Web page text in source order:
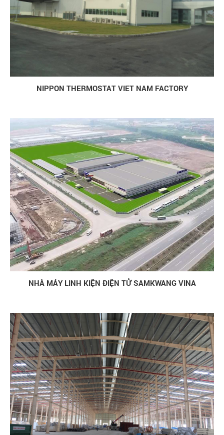
NIPPON THERMOSTAT VIET NAM FACTORY
NHÀ MÁY LINH KIỆN ĐIỆN TỬ SAMKWANG VINA